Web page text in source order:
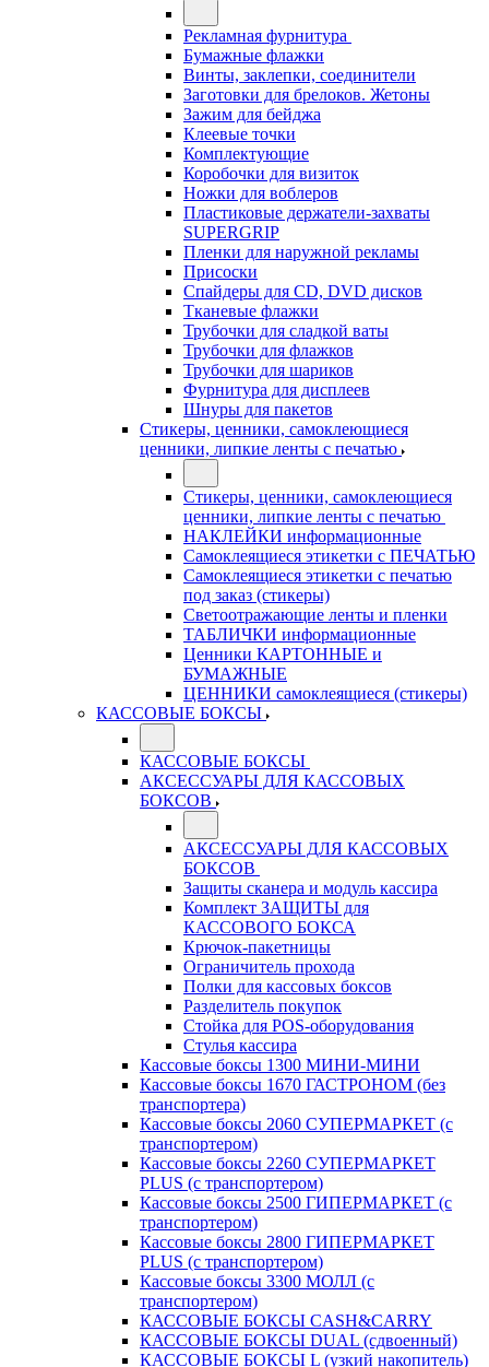
Рекламная фурнитура
Бумажные флажки
Винты, заклепки, соединители
Заготовки для брелоков. Жетоны
Зажим для бейджа
Клеевые точки
Комплектующие
Коробочки для визиток
Ножки для воблеров
Пластиковые держатели-захваты
SUPERGRIP
Пленки для наружной рекламы
Присоски
Спайдеры для CD, DVD дисков
Тканевые флажки
Трубочки для сладкой ваты
Трубочки для флажков
Трубочки для шариков
Фурнитура для дисплеев
Шнуры для пакетов
Стикеры, ценники, самоклеющиеся
ценники, липкие ленты с печатью
Стикеры, ценники, самоклеющиеся
ценники, липкие ленты с печатью
НАКЛЕЙКИ информационные
Самоклеящиеся этикетки с ПЕЧАТЬЮ
Самоклеящиеся этикетки с печатью
под заказ (стикеры)
Светоотражающие ленты и пленки
ТАБЛИЧКИ информационные
Ценники КАРТОННЫЕ и
БУМАЖНЫЕ
ЦЕННИКИ самоклеящиеся (стикеры)
КАССОВЫЕ БОКСЫ
КАССОВЫЕ БОКСЫ
АКСЕССУАРЫ ДЛЯ КАССОВЫХ
БОКСОВ
АКСЕССУАРЫ ДЛЯ КАССОВЫХ
БОКСОВ
Защиты сканера и модуль кассира
Комплект ЗАЩИТЫ для
КАССОВОГО БОКСА
Крючок-пакетницы
Ограничитель прохода
Полки для кассовых боксов
Разделитель покупок
Стойка для POS-оборудования
Стулья кассира
Кассовые боксы 1300 МИНИ-МИНИ
Кассовые боксы 1670 ГАСТРОНОМ (без
транспортера)
Кассовые боксы 2060 СУПЕРМАРКЕТ (с
транспортером)
Кассовые боксы 2260 СУПЕРМАРКЕТ
PLUS (с транспортером)
Кассовые боксы 2500 ГИПЕРМАРКЕТ (с
транспортером)
Кассовые боксы 2800 ГИПЕРМАРКЕТ
PLUS (с транспортером)
Кассовые боксы 3300 МОЛЛ (с
транспортером)
КАССОВЫЕ БОКСЫ CASH&CARRY
КАССОВЫЕ БОКСЫ DUAL (сдвоенный)
КАССОВЫЕ БОКСЫ L (узкий накопитель)